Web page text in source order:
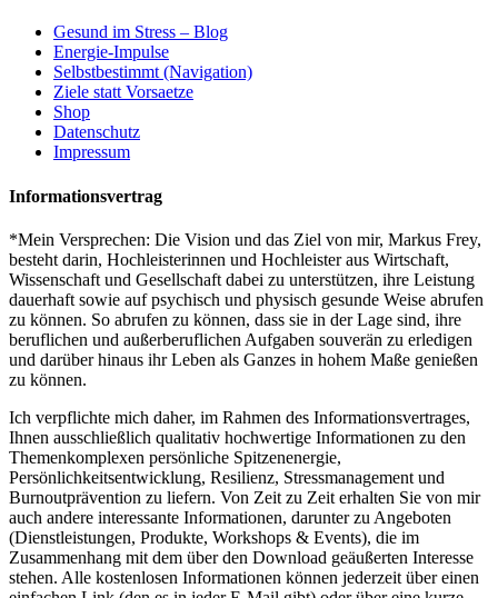
Gesund im Stress – Blog
Energie-Impulse
Selbstbestimmt (Navigation)
Ziele statt Vorsaetze
Shop
Datenschutz
Impressum
Informationsvertrag
*Mein Versprechen: Die Vision und das Ziel von mir, Markus Frey,
besteht darin, Hochleisterinnen und Hochleister aus Wirtschaft,
Wissenschaft und Gesellschaft dabei zu unterstützen, ihre Leistung
dauerhaft sowie auf psychisch und physisch gesunde Weise abrufen
zu können. So abrufen zu können, dass sie in der Lage sind, ihre
beruflichen und außerberuflichen Aufgaben souverän zu erledigen
und darüber hinaus ihr Leben als Ganzes in hohem Maße genießen
zu können.
Ich verpflichte mich daher, im Rahmen des Informationsvertrages,
Ihnen ausschließlich qualitativ hochwertige Informationen zu den
Themenkomplexen persönliche Spitzenenergie,
Persönlichkeitsentwicklung, Resilienz, Stressmanagement und
Burnoutprävention zu liefern. Von Zeit zu Zeit erhalten Sie von mir
auch andere interessante Informationen, darunter zu Angeboten
(Dienstleistungen, Produkte, Workshops & Events), die im
Zusammenhang mit dem über den Download geäußerten Interesse
stehen. Alle kostenlosen Informationen können jederzeit über einen